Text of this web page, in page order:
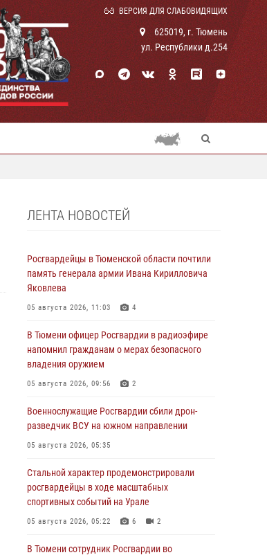
ВЕРСИЯ ДЛЯ СЛАБОВИДЯЩИХ
625019, г. Тюмень
ул. Республики д.254
ЛЕНТА НОВОСТЕЙ
Росгвардейцы в Тюменской области почтили
память генерала армии Ивана Кирилловича
Яковлева
05 августа 2026, 11:03 4
В Тюмени офицер Росгвардии в радиоэфире
напомнил гражданам о мерах безопасного
владения оружием
05 августа 2026, 09:56 2
Военнослужащие Росгвардии сбили дрон-
разведчик ВСУ на южном направлении
05 августа 2026, 05:35
Стальной характер продемонстрировали
росгвардейцы в ходе масштабных
спортивных событий на Урале
05 августа 2026, 05:22 6 2
В Тюмени сотрудник Росгвардии во